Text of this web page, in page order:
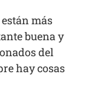
más
buena y
del
hay cosas